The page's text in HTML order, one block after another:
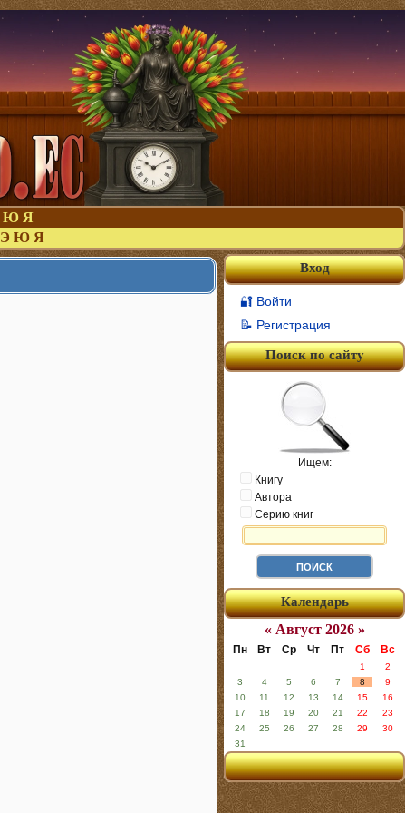
Ю Я
Э Ю Я
Вход
🔐 Войти
📝 Регистрация
Поиск по сайту
Ищем:
Книгу
Автора
Серию книг
Календарь
« Август 2026 »
Пн Вт Ср Чт Пт Сб Вс
1
2
3
4 5 6 7 8
9
10
11 12 13 14 15
16
17
18 19 20 21 22
23
24
25 26 27 28 29
30
31